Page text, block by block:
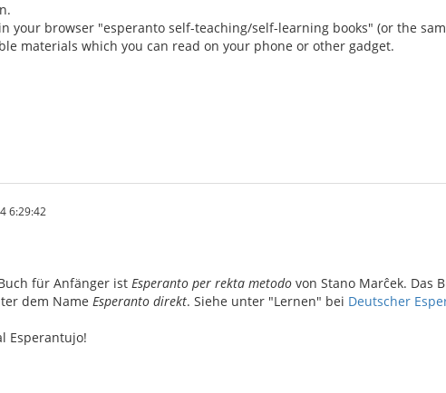
your browser "esperanto self-teaching/self-learning books" (or the
materials which you can read on your phone or other gadget.
6:29:42
für Anfänger ist Esperanto per rekta metodo von Stano Marĉek. Das
dem Name Esperanto direkt. Siehe unter "Lernen" bei Deutscher
Esperantujo!